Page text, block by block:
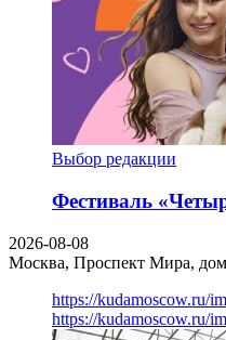
Выбор редакции
Фестиваль
2026-08-08
Москва, Проспект Мира,
https://kudamoscow.ru/
https://kudamoscow.ru/